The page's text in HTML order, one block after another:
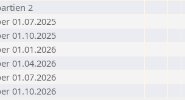
2
01.07.2025
01.10.2025
01.01.2026
01.04.2026
01.07.2026
01.10.2026